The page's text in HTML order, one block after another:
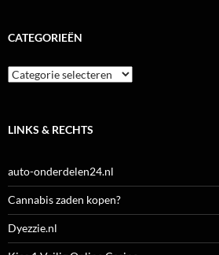
CATEGORIEËN
Categorieën
LINKS & RECHTS
auto-onderdelen24.nl
Cannabis zaden kopen?
Dyezzie.nl